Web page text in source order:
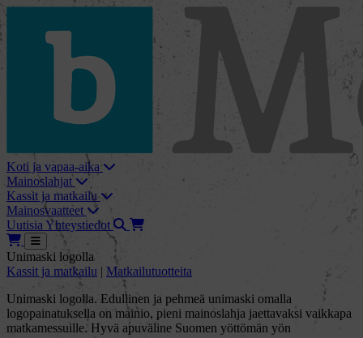
skip_to_content
bMore
Koti ja vapaa-aika
Mainoslahjat
Kassit ja matkailu
Mainosvaatteet
Uutisia Yhteystiedot HakuTarjouskori
Tarjouskori
Avaa
Unimaski logolla
Kassit ja matkailu | Matkailutuotteita
Unimaski logolla. Edullinen ja pehmeä unimaski omalla
logopainatuksella on mainio, pieni mainoslahja jaettavaksi vaikkapa
matkamessuille. Hyvä apuväline Suomen yöttömän yön